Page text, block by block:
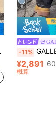
6
-11% GALLERY FADE メンズ幾何学柄ポ
¥2,891
概算